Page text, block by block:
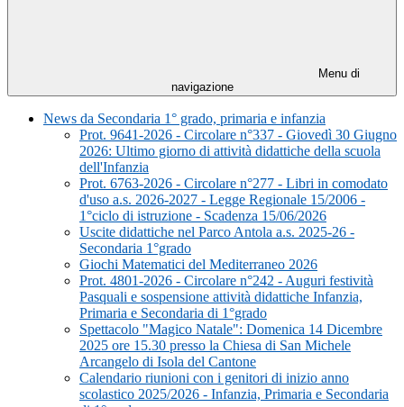
Menu di
navigazione
News da Secondaria 1° grado, primaria e infanzia
Prot. 9641-2026 - Circolare n°337 - Giovedì 30 Giugno
2026: Ultimo giorno di attività didattiche della scuola
dell'Infanzia
Prot. 6763-2026 - Circolare n°277 - Libri in comodato
d'uso a.s. 2026-2027 - Legge Regionale 15/2006 -
1°ciclo di istruzione - Scadenza 15/06/2026
Uscite didattiche nel Parco Antola a.s. 2025-26 -
Secondaria 1°grado
Giochi Matematici del Mediterraneo 2026
Prot. 4801-2026 - Circolare n°242 - Auguri festività
Pasquali e sospensione attività didattiche Infanzia,
Primaria e Secondaria di 1°grado
Spettacolo "Magico Natale": Domenica 14 Dicembre
2025 ore 15.30 presso la Chiesa di San Michele
Arcangelo di Isola del Cantone
Calendario riunioni con i genitori di inizio anno
scolastico 2025/2026 - Infanzia, Primaria e Secondaria